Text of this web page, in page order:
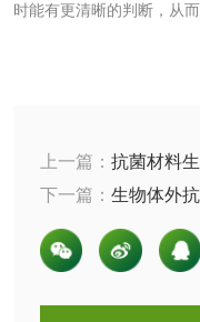
时能有更清晰的判断，从
上一篇： 抗菌材料
下一篇： 生物体外
食
食品